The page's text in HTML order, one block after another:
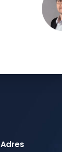
Adres